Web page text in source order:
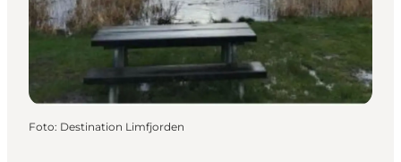
Pianifica il viaggio
Foto: Destination Limfjorden